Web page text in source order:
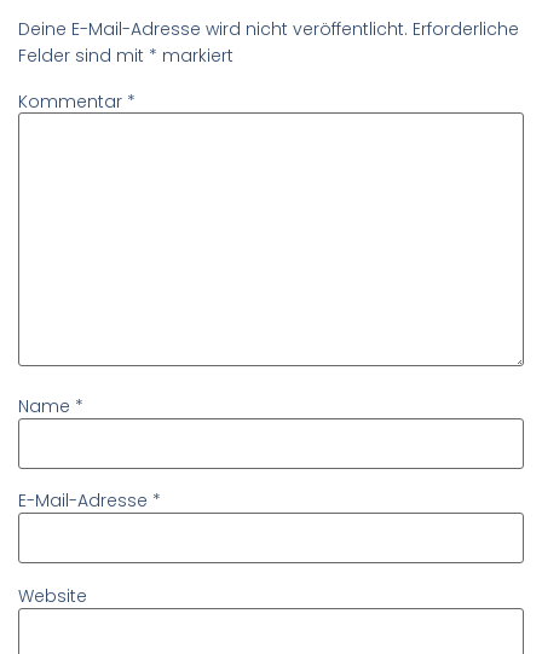
Deine E-Mail-Adresse wird nicht veröffentlicht. Erforderliche
Felder sind mit * markiert
Kommentar *
Name *
E-Mail-Adresse *
Website